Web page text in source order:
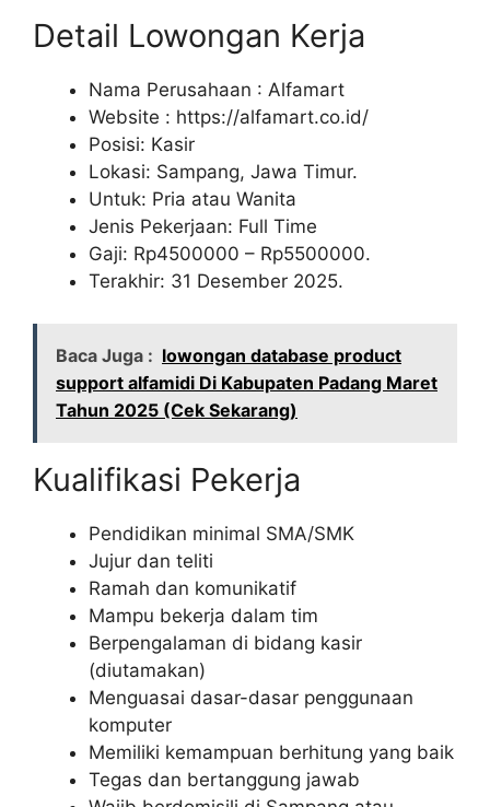
Detail Lowongan Kerja
Nama Perusahaan : Alfamart
Website : https://alfamart.co.id/
Posisi: Kasir
Lokasi: Sampang, Jawa Timur.
Untuk: Pria atau Wanita
Jenis Pekerjaan: Full Time
Gaji: Rp4500000 – Rp5500000.
Terakhir: 31 Desember 2025.
Baca Juga : lowongan database product
support alfamidi Di Kabupaten Padang Maret
Tahun 2025 (Cek Sekarang)
Kualifikasi Pekerja
Pendidikan minimal SMA/SMK
Jujur dan teliti
Ramah dan komunikatif
Mampu bekerja dalam tim
Berpengalaman di bidang kasir
(diutamakan)
Menguasai dasar-dasar penggunaan
komputer
Memiliki kemampuan berhitung yang baik
Tegas dan bertanggung jawab